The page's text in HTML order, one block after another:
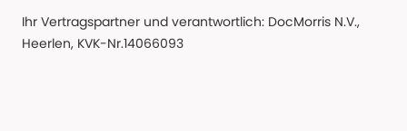
Ihr Vertragspartner und verantwortlich: DocMorris N.V.,
Heerlen, KVK-Nr.14066093